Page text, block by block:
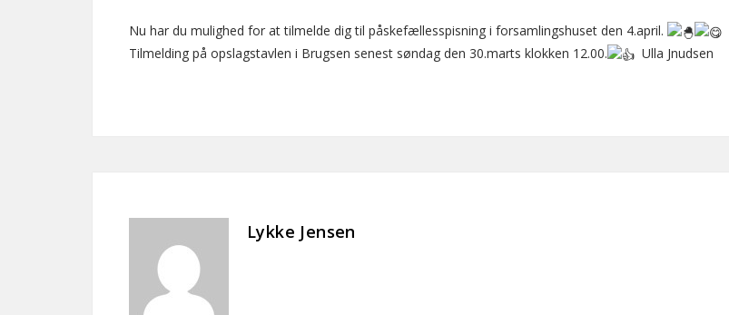
Nu har du mulighed for at tilmelde dig til påskefællesspisning i forsamlingshuset den 4.april.
Tilmelding på opslagstavlen i Brugsen senest søndag den 30.marts klokken 12.00.
Ulla Jnudsen
Lykke Jensen